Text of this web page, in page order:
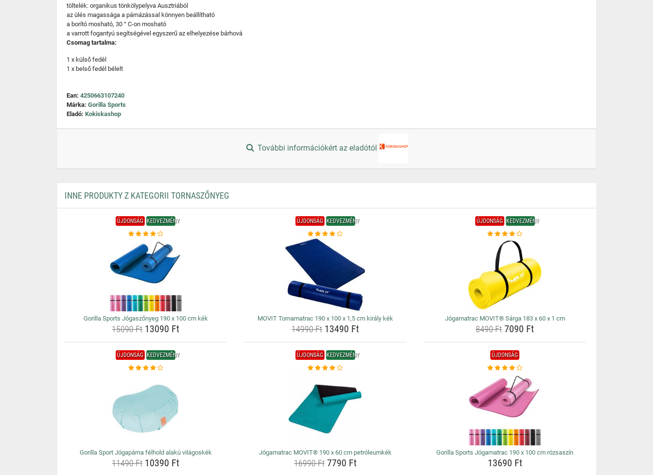
töltelék: organikus tönkölypelyva Ausztriából
az ülés magassága a párnázással könnyen beállítható
a borító mosható, 30 ° C-on mosható
a varrott fogantyú segítségével egyszerű az elhelyezése bárhová
Csomag tartalma:
1 x külső fedél
1 x belső fedél bélelt
Ean: 4250663107240
Márka: Gorilla Sports
Eladó: Kokiskashop
További információkért az eladótól
INNE PRODUKTY Z KATEGORII TORNASZŐNYEG
ÚJDONSÁG KEDVEZMÉNY
Gorilla Sports Jógaszőnyeg 190 x 100 cm kék
15090 Ft13090 Ft
ÚJDONSÁG KEDVEZMÉNY
MOVIT Tornamatrac 190 x 100 x 1,5 cm király kék
14990 Ft13490 Ft
ÚJDONSÁG KEDVEZMÉNY
Jógamatrac MOVIT® Sárga 183 x 60 x 1 cm
8490 Ft 7090 Ft
ÚJDONSÁG KEDVEZMÉNY
Gorilla Sport Jógapárna félhold alakú világoskék
11490 Ft10390 Ft
ÚJDONSÁG KEDVEZMÉNY
Jógamatrac MOVIT® 190 x 60 cm petróleumkék
16990 Ft7790 Ft
ÚJDONSÁG
Gorilla Sports Jógamatrac 190 x 100 cm rózsaszín
13690 Ft